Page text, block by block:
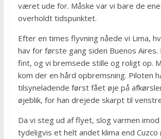
været ude for. Måske var vi bare de
overholdt tidspunktet.
Efter en times flyvning nåede vi Lima,
hav for første gang siden Buenos Aires.
fint, og vi bremsede stille og roligt op.
kom der en hård opbremsning. Piloten
tilsyneladende først fået øje på
øjeblik, for han drejede skarpt til
Da vi steg ud af flyet, slog varmen
tydeligvis et helt andet klima end Cuzco